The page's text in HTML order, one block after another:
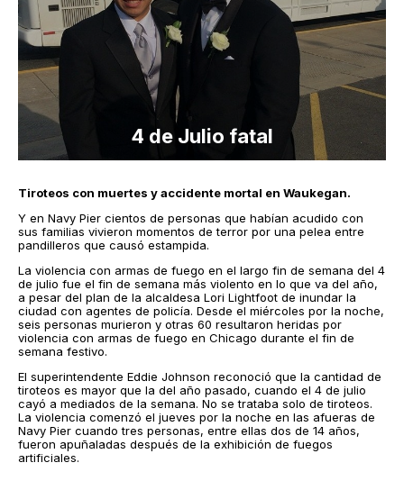
4 de Julio fatal
Tiroteos con muertes y accidente mortal en Waukegan.
Y en Navy Pier cientos de personas que habían acudido con
sus familias vivieron momentos de terror por una pelea entre
pandilleros que causó estampida.
La violencia con armas de fuego en el largo fin de semana del 4
de julio fue el fin de semana más violento en lo que va del año,
a pesar del plan de la alcaldesa Lori Lightfoot de inundar la
ciudad con agentes de policía. Desde el miércoles por la noche,
seis personas murieron y otras 60 resultaron heridas por
violencia con armas de fuego en Chicago durante el fin de
semana festivo.
El superintendente Eddie Johnson reconoció que la cantidad de
tiroteos es mayor que la del año pasado, cuando el 4 de julio
cayó a mediados de la semana. No se trataba solo de tiroteos.
La violencia comenzó el jueves por la noche en las afueras de
Navy Pier cuando tres personas, entre ellas dos de 14 años,
fueron apuñaladas después de la exhibición de fuegos
artificiales.